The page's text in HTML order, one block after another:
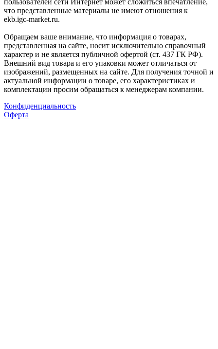
что представленные материалы не имеют отношения к
ekb.igc-market.ru.
Обращаем ваше внимание, что информация о товарах,
представленная на сайте, носит исключительно справочный
характер и не является публичной офертой (ст. 437 ГК РФ).
Внешний вид товара и его упаковки может отличаться от
изображений, размещенных на сайте. Для получения точной и
актуальной информации о товаре, его характеристиках и
комплектации просим обращаться к менеджерам компании.
Конфиденциальность
Оферта